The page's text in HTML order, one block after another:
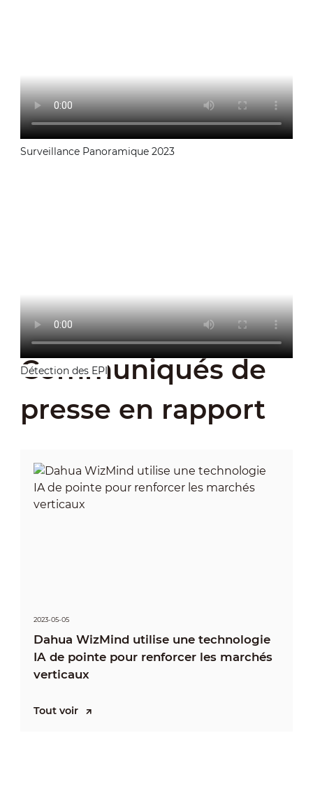
Surveillance Panoramique 2023
Détection des EPI
Communiqués de
presse en rapport
2023-05-05
Dahua WizMind utilise une technologie
IA de pointe pour renforcer les marchés
verticaux
Tout voir